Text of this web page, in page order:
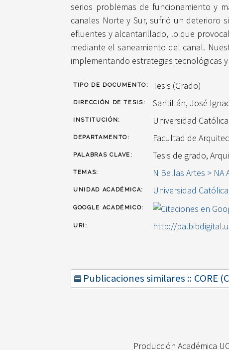
serios problemas de funcionamiento y
canales Norte y Sur, sufrió un deterioro
efluentes y alcantarillado, lo que
mediante el saneamiento del canal.
implementando estrategias tecnológicas
TIPO DE DOCUMENTO: Tesis (Grado)
DIRECCIÓN DE TESIS: Santillán, José
INSTITUCIÓN: Universidad
DEPARTAMENTO: Facultad de
PALABRAS CLAVE: Tesis de grado,
TEMAS: N Bellas Artes > NA
UNIDAD ACADÉMICA: Universidad
GOOGLE ACADÉMICO:
URI: http://
Publicaciones similares :: CORE
Producción Académica